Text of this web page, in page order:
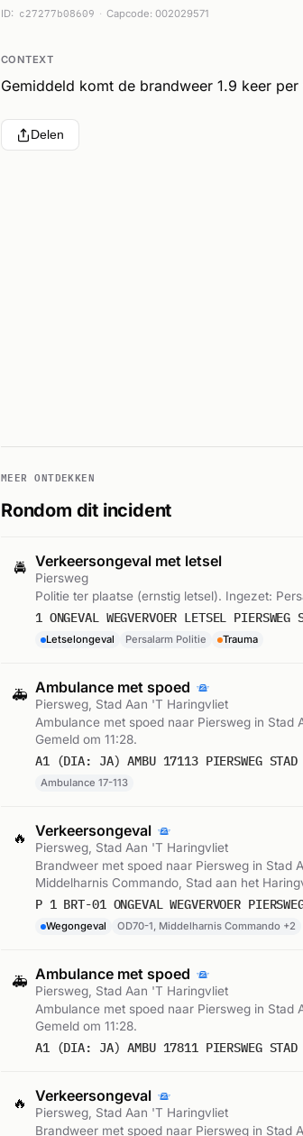
ID: c27277b08609 Capcode: 002029571
CONTEXT
Gemiddeld komt de brandweer 1.9 keer
Delen
MEER ONTDEKKEN
Rondom dit incident
🚔 Verkeersongeval met letsel
Piersweg
Politie ter plaatse (ernstig letsel). Ingezet:
1 ONGEVAL WEGVERVOER LETSEL
Letselongeval Persalarm Politie Trauma
🚑 Ambulance met spoed
Piersweg, Stad Aan 'T Haringvliet
Ambulance met spoed naar Piersweg in Stad
Gemeld om 11:28.
A1 (DIA: JA) AMBU 17113 PIERSWEG
Ambulance 17-113
🔥 Verkeersongeval
Piersweg, Stad Aan 'T Haringvliet
Brandweer met spoed naar Piersweg in Stad
Middelharnis Commando, Stad aan het
om 11:28.
Wegongeval OD70-1, Middelharnis Commando +2
🚑 Ambulance met spoed
Piersweg, Stad Aan 'T Haringvliet
Ambulance met spoed naar Piersweg in Stad
Gemeld om 11:28.
A1 (DIA: JA) AMBU 17811 PIERSWEG
🔥 Verkeersongeval
Piersweg, Stad Aan 'T Haringvliet
Brandweer met spoed naar Piersweg in Stad